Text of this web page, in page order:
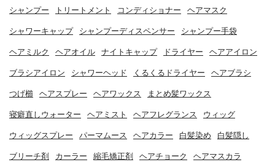
シャンプー トリートメント コンディショナー ヘアマスク
シャワーキャップ シャンプーディスペンサー シャンプー手袋
ヘアミルク ヘアオイル ナイトキャップ ドライヤー ヘアアイロン
ブラシアイロン シャワーヘッド くるくるドライヤー ヘアブラシ
つげ櫛 ヘアスプレー ヘアワックス まとめ髪ワックス
寝癖直しウォーター ヘアミスト ヘアフレグランス ウィッグ
ウィッグスプレー パーマムース ヘアカラー 白髪染め 白髪隠し
ブリーチ剤 カーラー 縮毛矯正剤 ヘアチョーク ヘアマスカラ